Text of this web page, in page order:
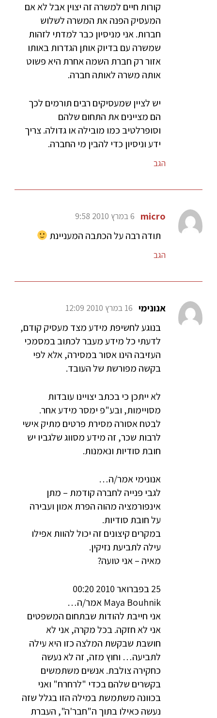
קורות חיים למשרה זה יצוין אבל לא אם
המעסיק הפנה את המשרה לשלוש
חברות. אני מניסיון כבר למדתי לזהות
שמשרה עם בדיוק אותן הגדרות באותו
אזור רק חברת השמה אחרת היא פשוט
אותה משרה לאותה חברה.
יש לציין שמעסיקים רבים תורמים לכך
הם מציינים את התחום שלהם
וסופרלטיב כמו מובילה או גדולה. צריך
ידע וניסיון כדי להבין מי החברה.
הגב
micro 6 במרץ 2010 9:58
תודה רבה על הכתבה המעניינת
הגב
אנונימי 16 במרץ 2010 12:09
בנוגע לחשיפת מידע מצד מעסיק קודם,
לדעתי כל מידע מעבר לכתוב במסמכי
העזיבה הינו אסור במסירה, אלא לפי
בקשה מפורשת של העובד.
לא ייתכן כי בכתב יצויינו עובדות
מסויימות, ובע"פ ימסר מידע אחר.
לבטח אסורה מסירת פרטים מתיק אישי
לרבות שכר, זה מידע מסווג שלגביו יש
חובת סודיות ונאמנות.
אנונימי אמר/ה…
לגבי פנייה לחברה קודמת – מתן
אינפורמציה מהוה הפרת אמון ועבירה
על חובת סודיות.
במקרים קיצונים זה יכול להוות אפילו
עילה לתביעת נזיקין.
מאיה – אני טועה?
25 בפברואר 2010 00:20
Maya Bouhnik אמר/ה…
אני חייבת להודות שבתחום המשפטים
אני לא חזקה. בכל מקרה, אני לא
חושבת שבקשת המלצה כזו היא עילה
לתביעה… וחוץ מזה, זה לא נעשה
כחקירה צולבת. אנשים משתמשים
בקשרים שלהם בכדי "לרחרח" ואני
בכוונה משתמשת במילה הזו בגלל שזה
נעשה כאילו בתוך ה"חבר'ה", העברת